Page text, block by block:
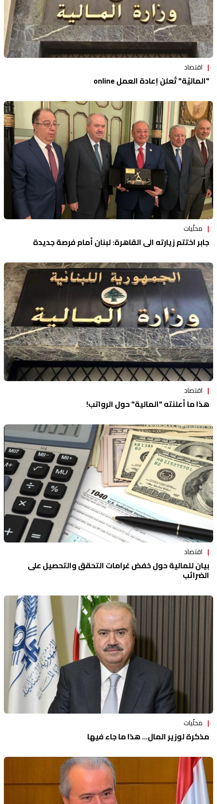
اقتصاد
"الماليّة" تُعلن إعادة العمل online
محلّيات
جابر اختتم زيارته الى القاهرة: لبنان أمام فرصة جديدة
اقتصاد
هذا ما أعلنته "المالية" حول الرواتب!
اقتصاد
بيان للمالية حول خفض غرامات التحقق والتحصيل على
الضرائب
محلّيات
مذكرة لوزير المال... هذا ما جاء فيها